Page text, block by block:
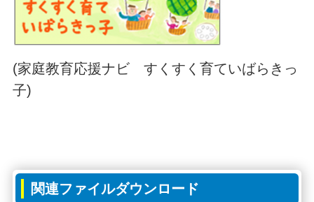
(家庭教育応援ナビ すくすく育ていばらきっ
子)
関連ファイルダウンロード